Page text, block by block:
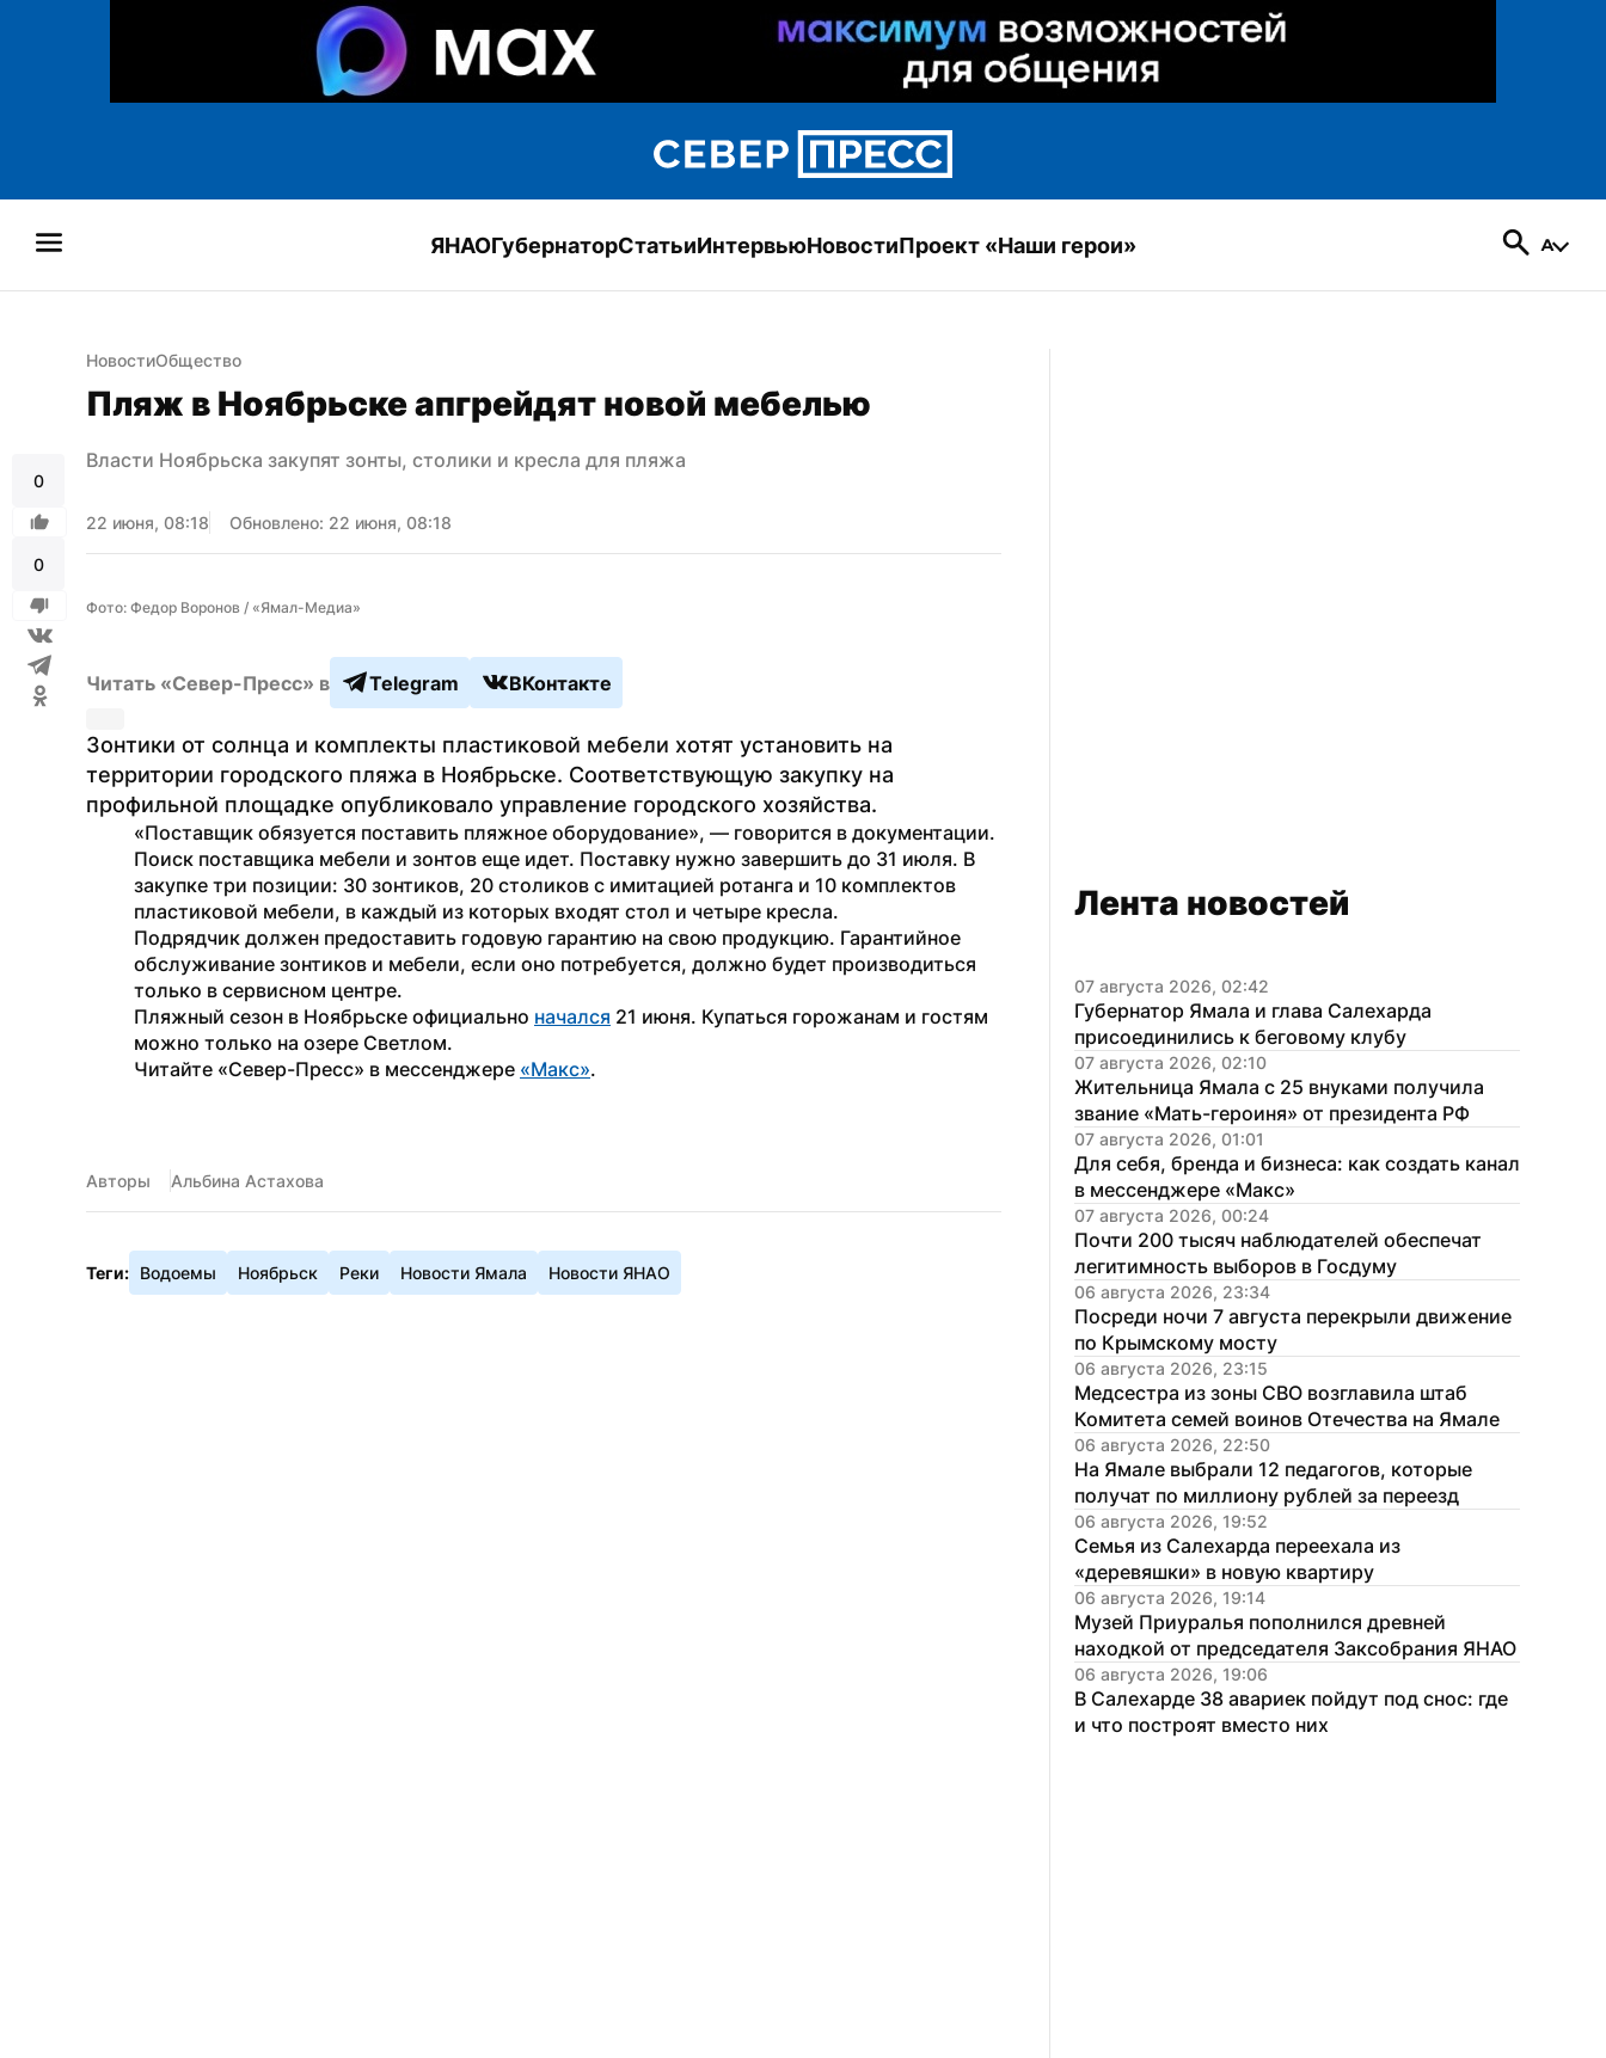
ЯНАОГубернаторСтатьиИнтервьюНовостиПроект «Наши герои»
0
0
НовостиОбщество
Пляж в Ноябрьске апгрейдят новой мебелью
Власти Ноябрьска закупят зонты, столики и кресла для пляжа
22 июня, 08:18 Обновлено: 22 июня, 08:18
Фото: Федор Воронов / «Ямал-Медиа»
Читать «Север-Пресс» в Telegram ВКонтакте
Зонтики от солнца и комплекты пластиковой мебели хотят установить на
территории городского пляжа в Ноябрьске. Соответствующую закупку на
профильной площадке опубликовало управление городского хозяйства.
«Поставщик обязуется поставить пляжное оборудование», — говорится в документации.
Поиск поставщика мебели и зонтов еще идет. Поставку нужно завершить до 31 июля. В
закупке три позиции: 30 зонтиков, 20 столиков с имитацией ротанга и 10 комплектов
пластиковой мебели, в каждый из которых входят стол и четыре кресла.
Подрядчик должен предоставить годовую гарантию на свою продукцию. Гарантийное
обслуживание зонтиков и мебели, если оно потребуется, должно будет производиться
только в сервисном центре.
Пляжный сезон в Ноябрьске официально начался 21 июня. Купаться горожанам и гостям
можно только на озере Светлом.
Читайте «Север-Пресс» в мессенджере «Макс».
Авторы Альбина Астахова
Теги: Водоемы Ноябрьск Реки Новости Ямала Новости ЯНАО
Лента новостей
07 августа 2026, 02:42
Губернатор Ямала и глава Салехарда
присоединились к беговому клубу
07 августа 2026, 02:10
Жительница Ямала с 25 внуками получила
звание «Мать-героиня» от президента РФ
07 августа 2026, 01:01
Для себя, бренда и бизнеса: как создать канал
в мессенджере «Макс»
07 августа 2026, 00:24
Почти 200 тысяч наблюдателей обеспечат
легитимность выборов в Госдуму
06 августа 2026, 23:34
Посреди ночи 7 августа перекрыли движение
по Крымскому мосту
06 августа 2026, 23:15
Медсестра из зоны СВО возглавила штаб
Комитета семей воинов Отечества на Ямале
06 августа 2026, 22:50
На Ямале выбрали 12 педагогов, которые
получат по миллиону рублей за переезд
06 августа 2026, 19:52
Семья из Салехарда переехала из
«деревяшки» в новую квартиру
06 августа 2026, 19:14
Музей Приуралья пополнился древней
находкой от председателя Заксобрания ЯНАО
06 августа 2026, 19:06
В Салехарде 38 авариек пойдут под снос: где
и что построят вместо них